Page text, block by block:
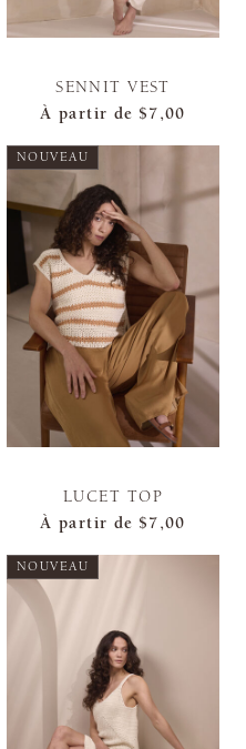
SENNIT VEST
À partir de $7,00
NOUVEAU
LUCET TOP
À partir de $7,00
NOUVEAU